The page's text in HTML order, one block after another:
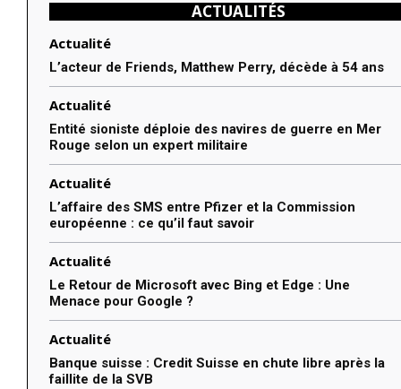
ACTUALITÉS
Actualité
L’acteur de Friends, Matthew Perry, décède à 54 ans
Actualité
Entité sioniste déploie des navires de guerre en Mer
Rouge selon un expert militaire
Actualité
L’affaire des SMS entre Pfizer et la Commission
européenne : ce qu’il faut savoir
Actualité
Le Retour de Microsoft avec Bing et Edge : Une
Menace pour Google ?
Actualité
Banque suisse : Credit Suisse en chute libre après la
faillite de la SVB